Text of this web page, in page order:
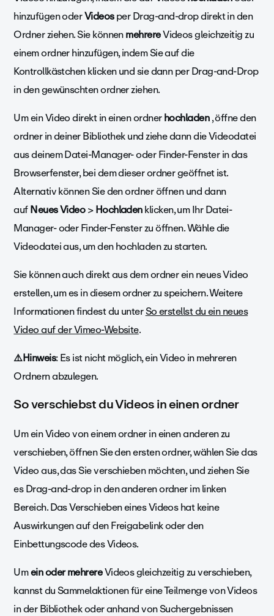
hinzufügen oderVideosper Drag-and-drop direkt in den
Ordner ziehen. Sie könnenmehrereVideos gleichzeitig zu
einem ordner hinzufügen, indem Sie auf die
Kontrollkästchen klicken und sie dann per Drag-and-Drop
in den gewünschten ordner ziehen.
Um ein Video direkt in einen ordnerhochladen, öffne den
ordner in deiner Bibliothek und ziehe dann die Videodatei
aus deinem Datei-Manager- oder Finder-Fenster in das
Browserfenster, bei dem dieser ordner geöffnet ist.
Alternativ können Sie den ordner öffnen und dann
aufNeues Video>Hochladenklicken, um Ihr Datei-
Manager- oder Finder-Fenster zu öffnen. Wähle die
Videodatei aus, um den hochladen zu starten.
Sie können auch direkt aus dem ordner ein neues Video
erstellen, um es in diesem ordner zu speichern. Weitere
Informationen findest du unterSo erstellst du ein neues
Video auf der Vimeo-Website.
⚠️Hinweis: Es ist nicht möglich, ein Video in mehreren
Ordnern abzulegen.
So verschiebst du Videos in einen ordner
Um ein Video von einem ordner in einen anderen zu
verschieben, öffnen Sie den ersten ordner, wählen Sie das
Video aus, das Sie verschieben möchten, und ziehen Sie
es Drag-and-drop in den anderen ordner im linken
Bereich. Das Verschieben eines Videos hat keine
Auswirkungen auf den Freigabelink oder den
Einbettungscode des Videos.
Umein oder mehrereVideos gleichzeitig zu verschieben,
kannst duSammelaktionen für eine Teilmenge von Videos
in der Bibliothek oder anhand von Suchergebnissen